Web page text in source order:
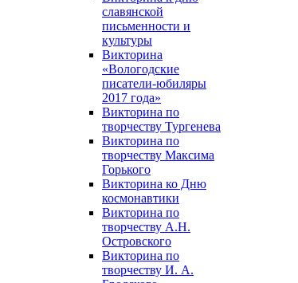
славянской
письменности и
культуры
Викторина
«Вологодские
писатели-юбиляры
2017 года»
Викторина по
творчеству Тургенева
Викторина по
творчеству Максима
Горького
Викторина ко Дню
космонавтики
Викторина по
творчеству А.Н.
Островского
Викторина по
творчеству И. А.